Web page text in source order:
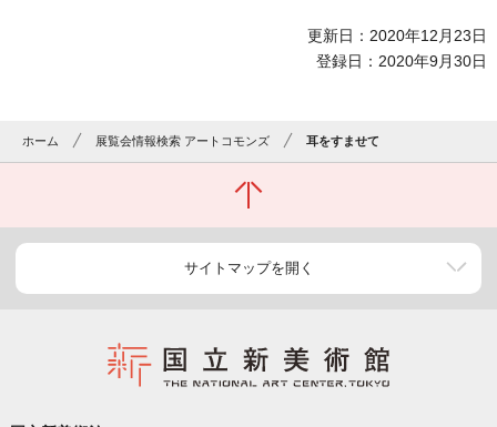
更新日：2020年12月23日
登録日：2020年9月30日
ホーム 展覧会情報検索 アートコモンズ 耳をすませて
サイトマップを開く